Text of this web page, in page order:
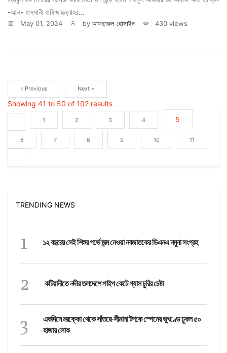
-আল- হাসসানী হাফিজাহুল্লাহর...
May 01, 2024 by আফছারুল হোসাইন 430 views
« Previous Next »
Showing 41 to 50 of 102 results
1 2 3 4 5
6 7 8 9 10 11
TRENDING NEWS
1 ১২ বছরের সেই শিশুর গর্ভে জন্ম নেওয়া নবজাতকের ডিএনএ নমুনা সংগ্রহ
2 কটিয়াদীতে নদীর তলদেশে পাইপ কেটে গ্যাস চুরির চেষ্টা
3
একদিনে মরক্কো থেকে সাঁতরে-সীমানা টপকে স্পেনের ভুখণ্ডে ঢুকল ৫০
হাজার লোক